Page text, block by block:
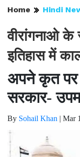
Home Hindi
वीरांगनाओ के
इतिहास में
अपने कृत पर
सरकार-
By Sohail Khan | Mar